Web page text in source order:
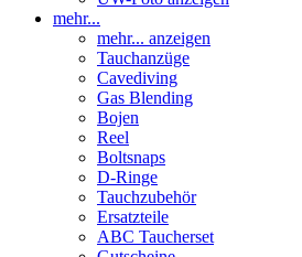
Tauchanzüge
Cavediving
Gas Blending
Bojen
Reel
Boltsnaps
D-Ringe
Tauchzubehör
Ersatzteile
ABC Taucherset
Gutscheine
Top